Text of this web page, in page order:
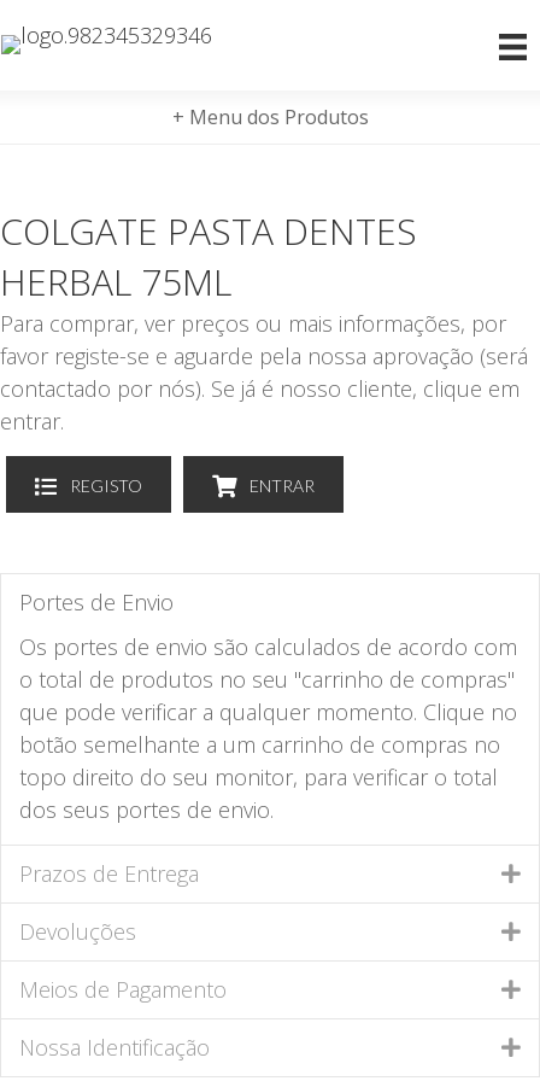
+ Menu dos Produtos
COLGATE PASTA DENTES
HERBAL 75ML
Para comprar, ver preços ou mais informações, por
favor registe-se e aguarde pela nossa aprovação (será
contactado por nós). Se já é nosso cliente, clique em
entrar.
REGISTO ENTRAR
Portes de Envio
Os portes de envio são calculados de acordo com
o total de produtos no seu "carrinho de compras"
que pode verificar a qualquer momento. Clique no
botão semelhante a um carrinho de compras no
topo direito do seu monitor, para verificar o total
dos seus portes de envio.
Prazos de Entrega
Devoluções
Meios de Pagamento
Nossa Identificação